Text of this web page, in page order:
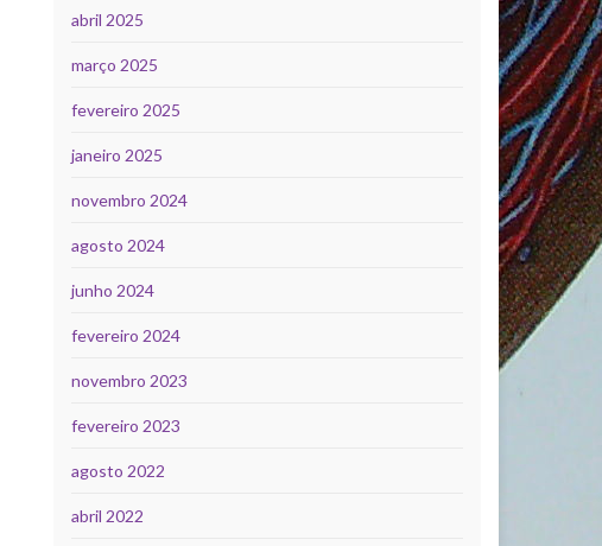
abril 2025
março 2025
fevereiro 2025
janeiro 2025
novembro 2024
agosto 2024
junho 2024
fevereiro 2024
novembro 2023
fevereiro 2023
agosto 2022
abril 2022